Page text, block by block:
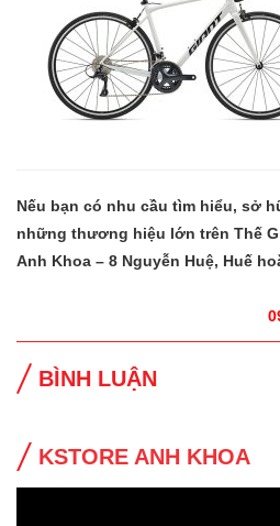
Nếu bạn có nhu cầu tìm hiểu, sở
những thương hiệu lớn trên Thế
Anh Khoa – 8 Nguyễn Huệ, Huế
BÌNH LUẬN
KSTORE ANH KHOA